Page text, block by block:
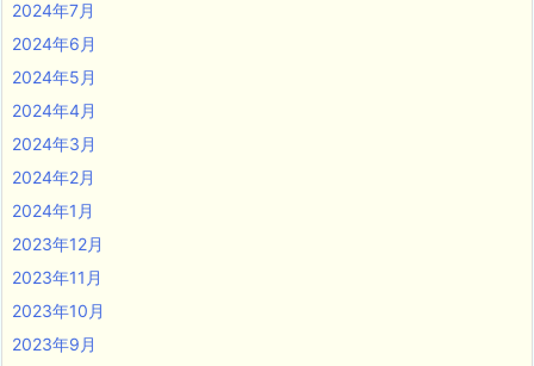
2024年7月
2024年6月
2024年5月
2024年4月
2024年3月
2024年2月
2024年1月
2023年12月
2023年11月
2023年10月
2023年9月